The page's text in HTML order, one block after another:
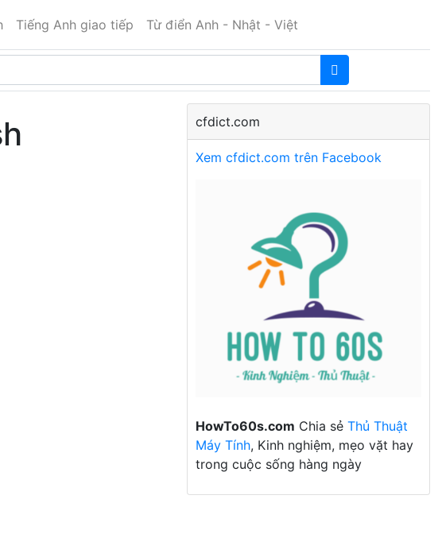
Tiếng Anh giao tiếp Từ điển Anh - Nhật - Việt
cfdict.com
Xem cfdict.com trên Facebook
HowTo60s.com Chia sẻ Thủ Thuật
Máy Tính, Kinh nghiệm, mẹo vặt hay
trong cuộc sống hàng ngày